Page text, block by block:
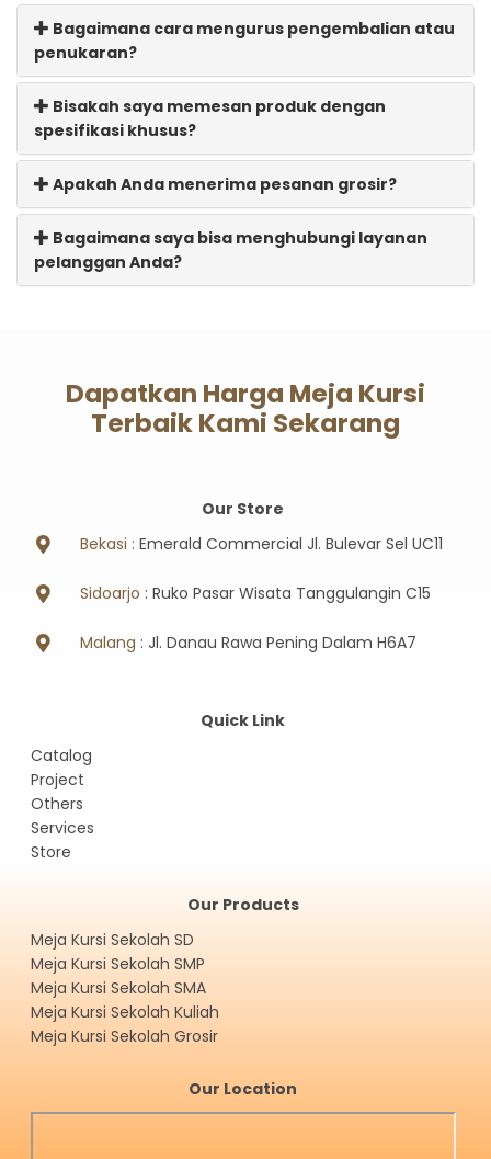
Bagaimana cara mengurus pengembalian atau
penukaran?
Bisakah saya memesan produk dengan
spesifikasi khusus?
Apakah Anda menerima pesanan grosir?
Bagaimana saya bisa menghubungi layanan
pelanggan Anda?
Dapatkan Harga Meja Kursi
Terbaik Kami Sekarang
Our Store
Bekasi : Emerald Commercial Jl. Bulevar Sel UC11
Sidoarjo : Ruko Pasar Wisata Tanggulangin C15
Malang : Jl. Danau Rawa Pening Dalam H6A7
Quick Link
Catalog
Project
Others
Services
Store
Our Products
Meja Kursi Sekolah SD
Meja Kursi Sekolah SMP
Meja Kursi Sekolah SMA
Meja Kursi Sekolah Kuliah
Meja Kursi Sekolah Grosir
Our Location